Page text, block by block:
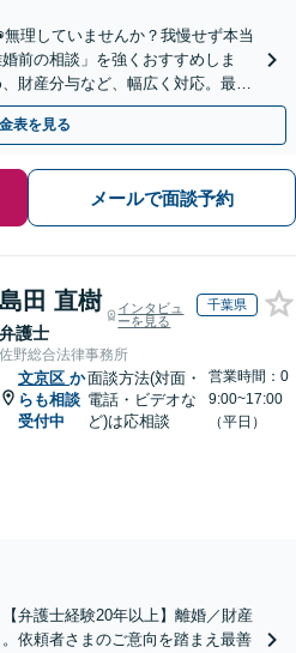
無理していませんか？我慢せず本当
前の相談」を強くおすすめしま
財産分与など、幅広く対応。最善
サポート【完全個室】
表を見る
メールで面談予約
島田 直樹
弁護士
インタビュ
ーを見る
千葉県
佐野総合法律事務所
文京区 か
らも相談
受付中
面談方法(対面・
電話・ビデオな
ど)は応相談
営業時間：0
9:00~17:00
（平日）
弁護士経験20年以上】離婚／財産
依頼者さまのご意向を踏まえ最善